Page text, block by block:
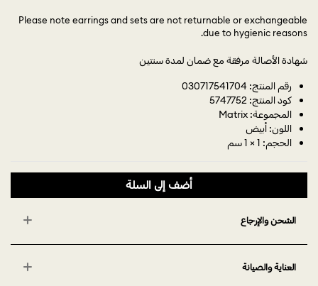
Please note earrings and sets are not returnable or exchangeable
due to hygienic reasons.
شهادة الأصالة مرفقة مع ضمان لمدة سنتين
رقم المنتج: 030717541704
كود المنتج: 5747752
المجموعة: Matrix
اللون: أبيض
الحجم: 1 × 1 سم
أضف إلى السلة
الشحن والإرجاع
العناية والصيانة